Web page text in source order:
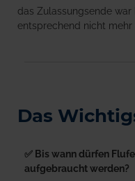
das Zulassungsende war
entsprechend nicht mehr
Das
✅ Bis wann dürfen
aufgebraucht werden?